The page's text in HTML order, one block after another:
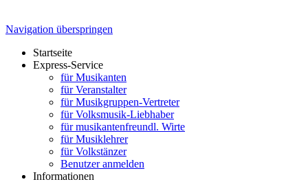
Navigation überspringen
Startseite
Express-Service
für Musikanten
für Veranstalter
für Musikgruppen-Vertreter
für Volksmusik-Liebhaber
für musikantenfreundl. Wirte
für Musiklehrer
für Volkstänzer
Benutzer anmelden
Informationen